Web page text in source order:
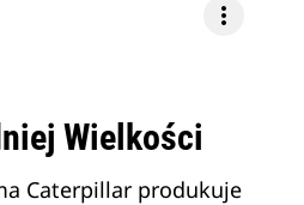
more_vert
Wielkości
Caterpillar produkuje